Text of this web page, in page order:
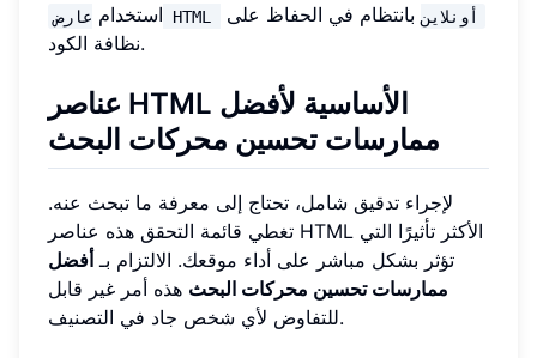
استخدام
عارض HTML أونلاينبانتظام في الحفاظ على
نظافة الكود.
عناصر HTML الأساسية لأفضل
ممارسات تحسين محركات البحث
لإجراء تدقيق شامل، تحتاج إلى معرفة ما تبحث عنه.
تغطي قائمة التحقق هذه عناصر HTML الأكثر تأثيرًا التي
تؤثر بشكل مباشر على أداء موقعك. الالتزام بـأفضل
ممارسات تحسين محركات البحث هذه أمر غير قابل
للتفاوض لأي شخص جاد في التصنيف.